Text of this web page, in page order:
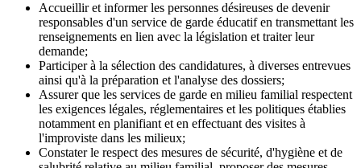
Accueillir et informer les personnes désireuses de devenir
responsables d'un service de garde éducatif en transmettant les
renseignements en lien avec la législation et traiter leur
demande;
Participer à la sélection des candidatures, à diverses entrevues
ainsi qu'à la préparation et l'analyse des dossiers;
Assurer que les services de garde en milieu familial respectent
les exigences légales, réglementaires et les politiques établies
notamment en planifiant et en effectuant des visites à
l'improviste dans les milieux;
Constater le respect des mesures de sécurité, d'hygiène et de